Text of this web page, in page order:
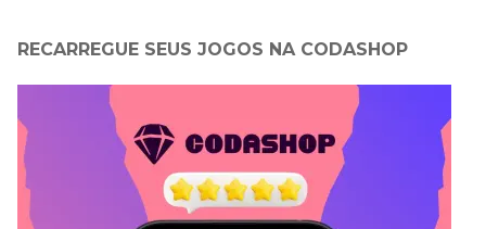
RECARREGUE SEUS JOGOS NA CODASHOP